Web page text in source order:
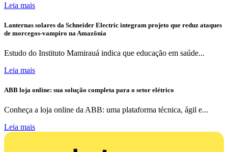
Leia mais
Lanternas solares da Schneider Electric integram projeto que reduz ataques
de morcegos-vampiro na Amazônia
Estudo do Instituto Mamirauá indica que educação em saúde...
Leia mais
ABB loja online: sua solução completa para o setor elétrico
Conheça a loja online da ABB: uma plataforma técnica, ágil e...
Leia mais